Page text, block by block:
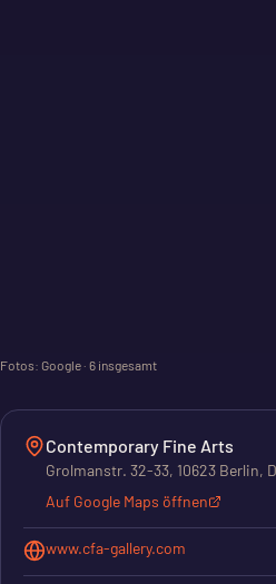
Fotos: Google · 6 insgesamt
Contemporary Fine Arts
Grolmanstr. 32-33, 10623 Berlin, D
Auf Google Maps öffnen
www.cfa-gallery.com